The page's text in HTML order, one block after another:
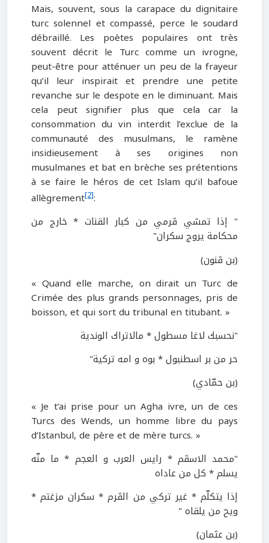
Mais, souvent, sous la carapace du dignitaire
turc solennel et compassé, perce le soudard
débraillé. Les poètes populaires ont très
souvent décrit le Turc comme un ivrogne,
peut-être pour atténuer un peu de la frayeur
qu’il leur inspirait et prendre une petite
revanche sur le despote en le diminuant. Mais
cela peut signifier plus que cela car la
consommation du vin interdit l’exclue de la
communauté des musulmans, le ramène
insidieusement à ses origines non
musulmanes et bat en brèche ses prétentions
à se faire le héros de cet Islam qu’il bafoue
allègrement[2]:
" إذا تمشي ڤرمي من كبار القنات * خارج من
محكامة يروج سكران"
(بن ڤنون)
« Quand elle marche, on dirait un Turc de
Crimée des plus grands personnages, pris de
boisson, et qui sort du tribunal en titubant. »
"نحسبك لاغا مسطول * مالاتراك الوندية
حر من بر اسطنبول * بوه و امه تركية"
(بن حمّادي)
« Je t’ai prise pour un Agha ivre, un de ces
Turcs des Wends, un homme libre du pays
d’Istanbul, de père et de mère turcs. »
"محمد الاسڤم * رايس العرب و العجم * ما منّه
يسلم * كل من عاداه
إذا يتكلّم * غير تركي من الڤرم * سكران مزغتم *
ويح من يلقاه "
(بن عثمان)